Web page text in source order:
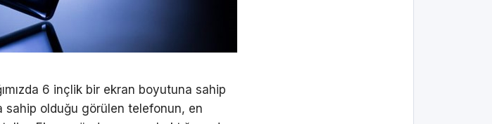
6 inçlik bir ekran boyutuna sahip
sahip olduğu görülen telefonun, en